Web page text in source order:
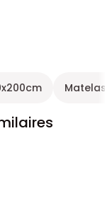
Matelas